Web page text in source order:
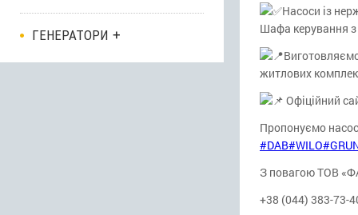
ГЕНЕРАТОРИ
Насоси із
Шафа керування
житлових
Офіційний
Пропонуємо
#DAB#WILO
З повагою ТОВ
+38 (044) 383-73-